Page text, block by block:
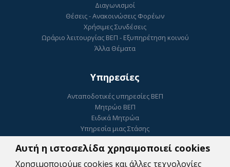
Αυτή η ιστοσελίδα χρησιμοποιεί cookies
Χρησιμοποιούμε cookies και άλλες τεχνολογίες
Διαγωνισμοί
Θέσεις - Ανακοινώσεις Φορέων
Χρήσιμες Συνδέσεις
Ωράριο λειτουργίας ΒΕΠ - Εξυπηρέτηση κοινού
Άλλα Θέματα
Υπηρεσίες
Ανταποδοτικές υπηρεσίες ΒΕΠ
Μητρώο ΒΕΠ
Ειδικά Μητρώα
Υπηρεσία μιας Στάσης
Ηλεκτρονικό Επιμελητήριο
ΓΕΜΗ
Ψηφιακή Υπογραφή